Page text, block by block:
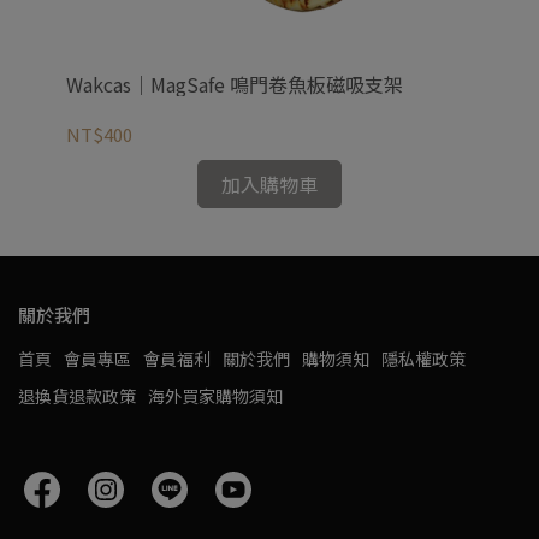
Wakcas｜MagSafe 鳴門卷魚板磁吸支架
NT$400
加入購物車
關於我們
首頁 會員專區 會員福利 關於我們 購物須知 隱私權政策
退換貨退款政策 海外買家購物須知